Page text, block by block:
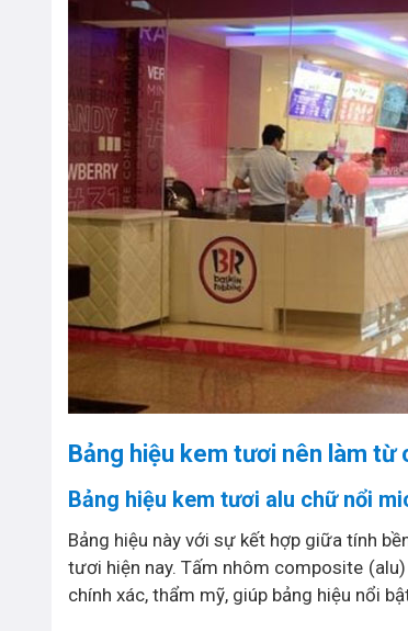
Bảng hiệu kem tươi nên làm từ
Bảng hiệu kem tươi alu chữ nổi
Bảng hiệu này với sự kết hợp giữa tính
tươi hiện nay. Tấm nhôm composite
chính xác, thẩm mỹ, giúp bảng hiệu nổi